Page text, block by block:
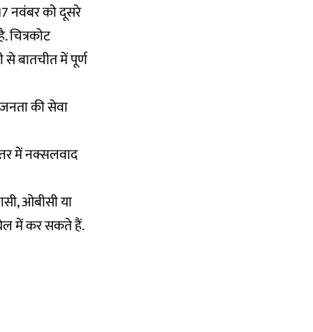
नवंबर को दूसरे
से बातचीत में पूर्ण
की सेवा
में नक्सलवाद
ओबीसी या
में कर सकते हैं.